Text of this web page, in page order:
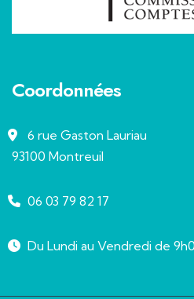
Coordonnées
6 rue Gaston Lauriau
93100 Montreuil
06 03 79 82 17
Du Lundi au Vendredi de